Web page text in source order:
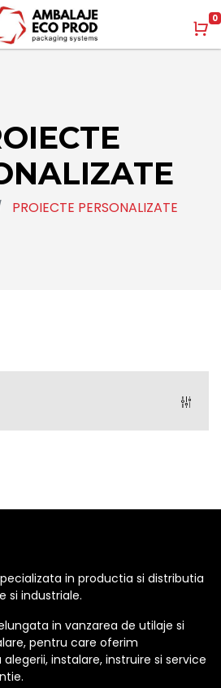
0
PROIECTE PERSONALIZATE
in productia si distributia
si industriale.
in vanzarea de utilaje si
pentru care oferim
instalare, instruire si service